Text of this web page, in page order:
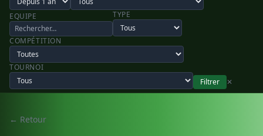
EQUIPE TYPE
COMPÉTITION
TOURNOI
Filtrer
✕
← Retour